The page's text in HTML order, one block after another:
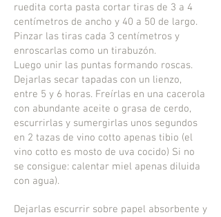
ruedita corta pasta cortar tiras de 3 a 4
centímetros de ancho y 40 a 50 de largo.
Pinzar las tiras cada 3 centímetros y
enroscarlas como un tirabuzón.
Luego unir las puntas formando roscas.
Dejarlas secar tapadas con un lienzo,
entre 5 y 6 horas. Freírlas en una cacerola
con abundante aceite o grasa de cerdo,
escurrirlas y sumergirlas unos segundos
en 2 tazas de vino cotto apenas tibio (el
vino cotto es mosto de uva cocido) Si no
se consigue: calentar miel apenas diluida
con agua).
Dejarlas escurrir sobre papel absorbente y